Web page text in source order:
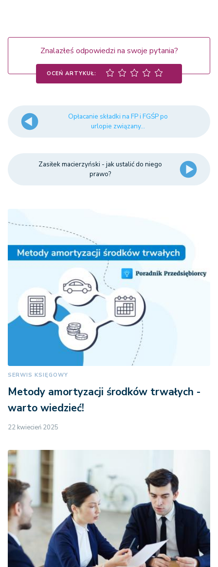
Znalazłeś odpowiedzi na swoje pytania?
OCEŃ ARTYKUŁ:
Opłacanie składki na FP i FGŚP po
urlopie związany...
Zasiłek macierzyński - jak ustalić do niego
prawo?
SERWIS KSIĘGOWY
Metody amortyzacji środków trwałych -
warto wiedzieć!
22 kwiecień 2025